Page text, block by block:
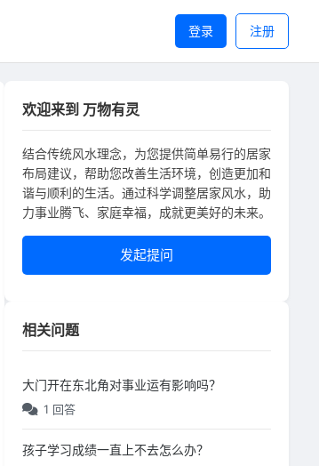
登录 注册
欢迎来到 万物有灵
结合传统风水理念，为您提供简单易行的居家
布局建议，帮助您改善生活环境，创造更加和
谐与顺利的生活。通过科学调整居家风水，助
力事业腾飞、家庭幸福，成就更美好的未来。
发起提问
相关问题
大门开在东北角对事业运有影响吗？
1 回答
孩子学习成绩一直上不去怎么办？